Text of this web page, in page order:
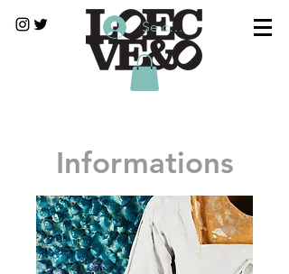
Se connecter
Informations